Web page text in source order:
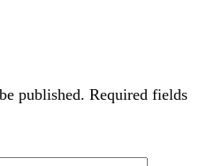
published. Required fields